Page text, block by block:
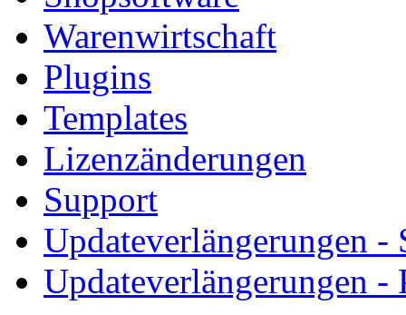
Warenwirtschaft
Plugins
Templates
Lizenzänderungen
Support
Updateverlängerungen -
Updateverlängerungen -